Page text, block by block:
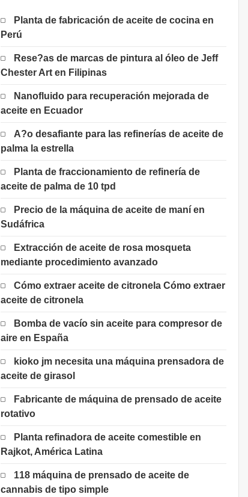
Planta de fabricación de aceite de cocina en
Perú
Rese?as de marcas de pintura al óleo de Jeff
Chester Art en Filipinas
Nanofluido para recuperación mejorada de
aceite en Ecuador
A?o desafiante para las refinerías de aceite de
palma la estrella
Planta de fraccionamiento de refinería de
aceite de palma de 10 tpd
Precio de la máquina de aceite de maní en
Sudáfrica
Extracción de aceite de rosa mosqueta
mediante procedimiento avanzado
Cómo extraer aceite de citronela Cómo extraer
aceite de citronela
Bomba de vacío sin aceite para compresor de
aire en España
kioko jm necesita una máquina prensadora de
aceite de girasol
Fabricante de máquina de prensado de aceite
rotativo
Planta refinadora de aceite comestible en
Rajkot, América Latina
118 máquina de prensado de aceite de
cannabis de tipo simple